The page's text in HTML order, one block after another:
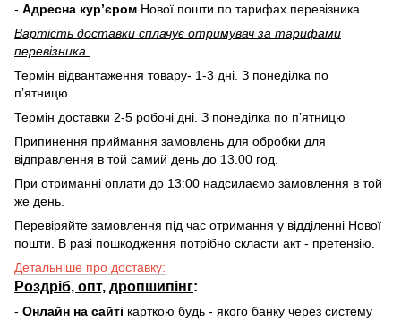
- Адресна курʼєром Нової пошти по тарифах перевізника.
Вартість доставки cплачує отримувач за тарифами
перевізника.
Термін відвантаження товару- 1-3 дні. З понеділка по
пʼятницю
Термін доставки 2-5 робочі дні. З понеділка по пʼятницю
Припинення приймання замовлень для обробки для
відправлення в той самий день до 13.00 год.
При отриманні оплати до 13:00 надсилаємо замовлення в той
же день.
Перевіряйте замовлення під час отримання у відділенні Нової
пошти. В разі пошкодження потрібно скласти акт - претензію.
Детальніше про доставку:
Роздріб, опт, дропшипінг:
- Онлайн на сайті карткою будь - якого банку через систему